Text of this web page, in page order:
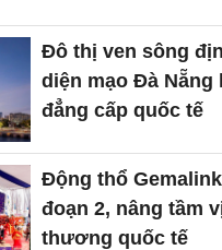
Đô thị ven sông
diện mạo Đà Nẵng
đẳng cấp quốc tế
Động thổ
đoạn 2, nâng tầm
thương quốc tế